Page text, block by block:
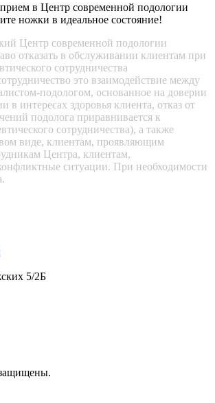
в Центр современной подологии
ножки в идеальное состояние!
Центр современной подологии
отказать в обслуживании клиентам при
сотрудничества
это взаимодействие между
подологом, основанное на доверии
в интересах здоровья клиента, отказ от
подолога приравнивается к
сотрудничества), а также
виде, клиентам, проявляющим
Центра, клиентам,
ситуации. При необходимости
5/2Б